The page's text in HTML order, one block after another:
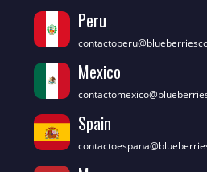
Peru
Mexico
Spain